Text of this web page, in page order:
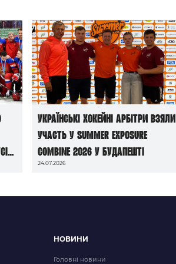
Українські хокейні арбітри взяли
участь у Summer Exposure
Combine 2026 у Будапешті
24.07.2026
НОВИНИ
Головні новини